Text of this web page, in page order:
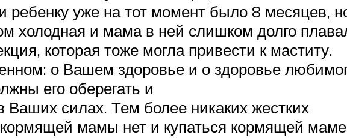
ребенку уже на тот момент было 8 месяцев,
холодная и мама в ней слишком долго
которая тоже могла привести к маститу.
о Вашем здоровье и о здоровье
его оберегать и
Ваших силах. Тем более никаких жестких
мамы нет и купаться кормящей маме